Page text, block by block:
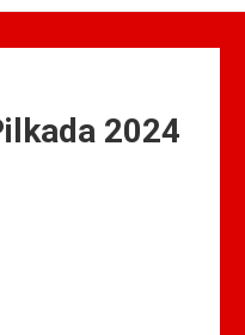
2024